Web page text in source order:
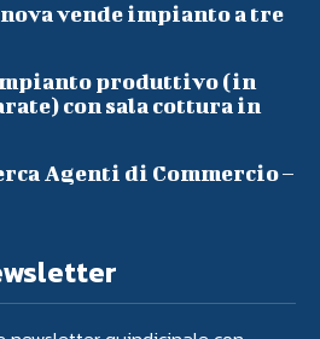
vende impianto a tre
produttivo (in
con sala cottura in
Agenti di Commercio –